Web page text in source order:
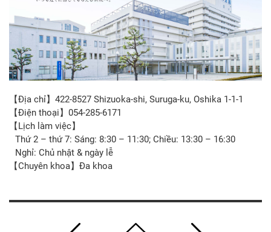
【Địa chỉ】422-8527 Shizuoka-shi, Suruga-ku, Oshika 1-1-1
【Điện thoại】054-285-6171
【Lịch làm việc】
Thứ 2 – thứ 7: Sáng: 8:30 – 11:30; Chiều: 13:30 – 16:30
Nghỉ: Chủ nhật & ngày lễ
【Chuyên khoa】Đa khoa